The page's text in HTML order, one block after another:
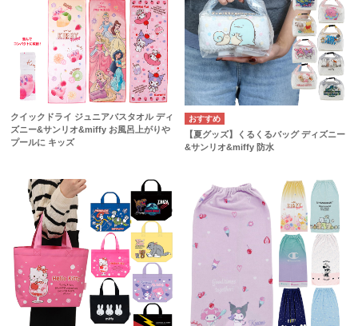
クイックドライ ジュニアバスタオル ディ
ズニー&サンリオ&miffy お風呂上がりや
プールに キッズ
【夏グッズ】くるくるバッグ ディズニー
&サンリオ&miffy 防水